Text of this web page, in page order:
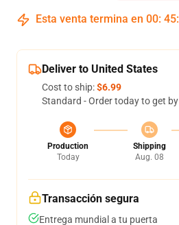
Esta venta termina en 00: 45:
Deliver to United States
Cost to ship:$6.99
Standard - Order today to get by
Production
Today
Shipping
Aug. 08
Transacción segura
Entrega mundial a tu puerta